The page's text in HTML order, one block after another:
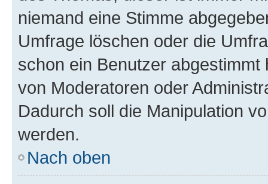
niemand eine Stimme
Umfrage löschen oder die
schon ein Benutzer
von Moderatoren oder
Dadurch soll die Manipulation
werden.
Nach oben